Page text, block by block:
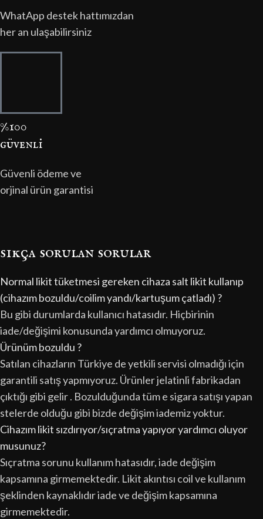
WhatApp destek hattımızdan
her an ulaşabilirsiniz
%100
güvenli̇
Güvenli ödeme ve
orjinal ürün garantisi
sıkça sorulan sorular
Normal likit tüketmesi gereken cihaza salt likit kullanıp
(cihazım bozuldu/coilim yandı/kartuşum çatladı) ?
Bu gibi durumlarda kullanıcı hatasıdır. Hiçbirinin
iade/değişimi konusunda yardımcı olmuyoruz.
Ürünüm bozuldu ?
Satılan cihazların Türkiye de yetkili servisi olmadığı için
garantili satış yapmıyoruz. Ürünler jelatinli fabrikadan
çıktığı gibi gelir . Bozulduğunda tüm e sigara satışı yapan
stelerde olduğu gibi bizde değişim iademiz yoktur.
Cihazım likit sızdırıyor/sıçratma yapıyor yardımcı oluyor
musunuz?
Sıçratma sorunu kullanım hatasıdır, iade değişim
kapsamına girmemektedir. Likit akıntısı coil ve kullanım
şeklinden kaynaklıdır iade ve değişim kapsamına
girmemektedir.